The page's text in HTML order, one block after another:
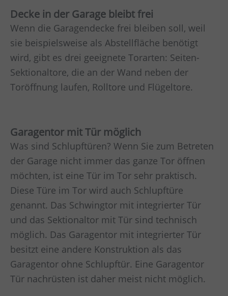
Decke in der Garage bleibt frei
Wenn die Garagendecke frei bleiben soll, weil
sie beispielsweise als Abstellfläche benötigt
wird, gibt es drei geeignete Torarten: Seiten-
Sektionaltore, die an der Wand neben der
Toröffnung laufen, Rolltore und Flügeltore.
Garagentor mit Tür möglich
Was sind Schlupftüren? Wenn Sie zum Betreten
der Garage nicht immer das ganze Tor öffnen
möchten, ist eine Tür im Tor sehr praktisch.
Diese Türe im Tor wird auch Schlupftüre
genannt. Das Schwingtor mit integrierter Tür
und das Sektionaltor mit Tür sind technisch
möglich. Das Garagentor mit integrierter Tür
besitzt eine andere Konstruktion als das
Garagentor ohne Schlupftür. Eine Garagentor
Tür nachrüsten ist daher meist nicht möglich.